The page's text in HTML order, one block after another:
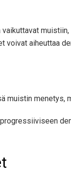
vaikuttavat
voivat aiheuttaa
muistin menetys,